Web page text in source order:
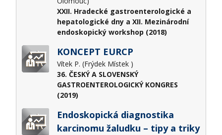
XXII. Hradecké gastroenterologické a
hepatologické dny a XII. Mezinárodní
endoskopický workshop (2018)
KONCEPT EURCP
Vítek P. (Frýdek Místek )
36. ČESKÝ A SLOVENSKÝ
GASTROENTEROLOGICKÝ KONGRES
(2019)
Endoskopická diagnostika
karcinomu žaludku – tipy a triky